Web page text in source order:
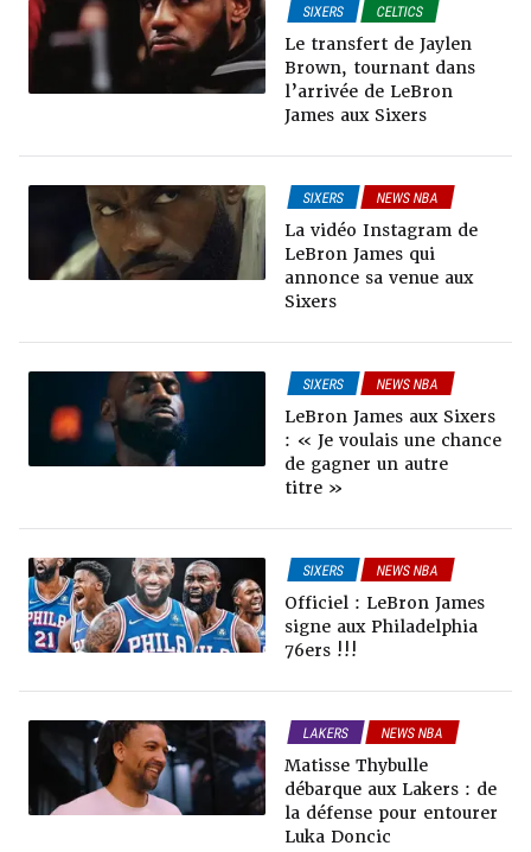
SIXERS
CELTICS
NEWS NBA
RUMEURS & TRADES
Le transfert de Jaylen
Brown, tournant dans
l’arrivée de LeBron
James aux Sixers
SIXERS
NEWS NBA
RUMEURS & TRADES
La vidéo Instagram de
LeBron James qui
annonce sa venue aux
Sixers
SIXERS
NEWS NBA
RUMEURS & TRADES
LeBron James aux Sixers
: « Je voulais une chance
de gagner un autre
titre »
SIXERS
NEWS NBA
RUMEURS & TRADES
Officiel : LeBron James
signe aux Philadelphia
76ers !!!
LAKERS
NEWS NBA
RUMEURS & TRADES
Matisse Thybulle
débarque aux Lakers : de
la défense pour entourer
Luka Doncic